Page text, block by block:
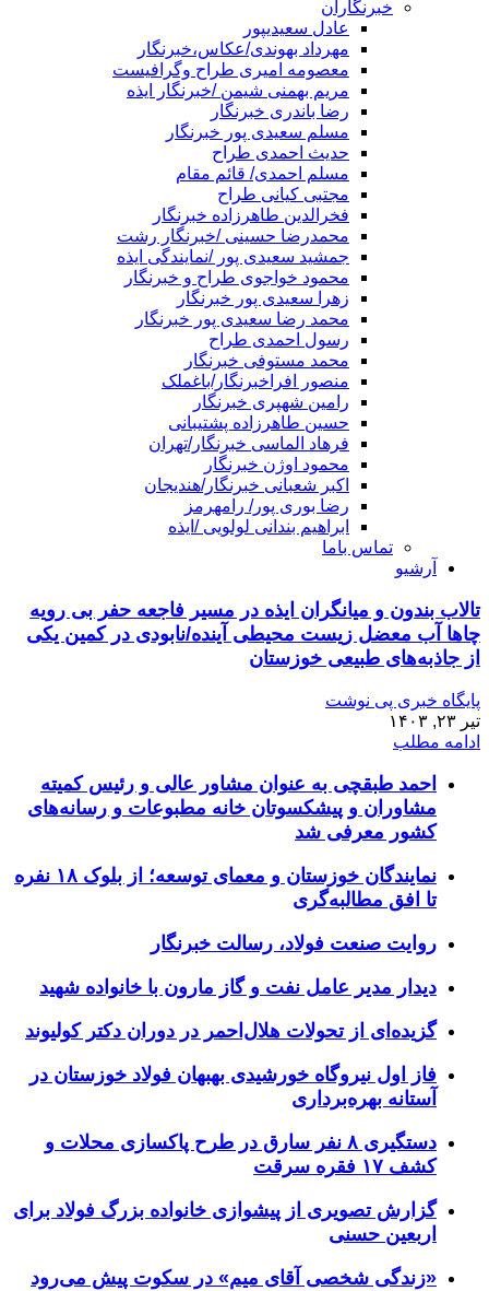
خبرنگاران
عادل سعیدیپور
مهرداد بهوندی/عکاس،خبرنگار
معصومه امیری طراح وگرافیست
مریم بهمنی شیمن /خبرنگار ایذه
رضا باندری خبرنگار
مسلم سعیدی پور خبرنگار
حدیث احمدی طراح
مسلم احمدی/ قائم مقام
مجتبی کیانی طراح
فخرالدین طاهرزاده خبرنگار
محمدرضا حسینی /خبرنگار رشت
جمشید سعیدی پور /نمایندگی ایذه
محمود خواجوی طراح و خبرنگار
زهرا سعیدی پور خبرنگار
محمد رضا سعیدی پور خبرنگار
رسول احمدی طراح
محمد مستوفی خبرنگار
منصور افراخبرنگار/باغملک
رامین شهپری خبرنگار
حسین طاهرزاده پشتیبانی
فرهاد الماسی خبرنگار/تهران
محمود اوژن خبرنگار
اکبر شعبانی خبرنگار/هندیجان
رضا بوری پور/ رامهرمز
ابراهیم بندانی لولویی /ایذه
تماس باما
آرشیو
تالاب بندون و میانگران ایذه در مسیر فاجعه حفر بی رویه
چاها آب معضل زیست محیطی آینده/نابودی در کمین یکی
از جاذبه‌های طبیعی خوزستان
پایگاه خبری پی نوشت
تیر ۲۳, ۱۴۰۳
ادامه مطلب
احمد طبقچی به عنوان مشاور عالی و رئیس کمیته
مشاوران و پیشکسوتان خانه مطبوعات و رسانه‌های
کشور معرفی شد
نمایندگان خوزستان و معمای توسعه؛ از بلوک ۱۸ نفره
تا افق مطالبه‌گری
روایت صنعت فولاد،‌ رسالت خبرنگار
دیدار مدیر عامل نفت و گاز مارون با خانواده شهید
گزیده‌ای از تحولات هلال‌احمر در دوران دکتر کولیوند
فاز اول نیروگاه خورشیدی بهبهان فولاد خوزستان در
آستانه بهره‌برداری
دستگیری ۸ نفر سارق در طرح پاکسازی محلات و
کشف ۱۷ فقره سرقت
گزارش تصویری از پیشوازی خانواده بزرگ فولاد برای
اربعین حسنی
«زندگی شخصی آقای میم» در سکوت پیش می‌رود